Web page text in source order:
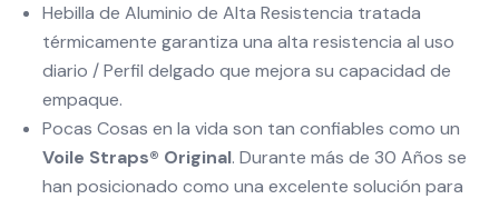
Hebilla de Aluminio de Alta Resistencia tratada
térmicamente garantiza una alta resistencia al uso
diario / Perfil delgado que mejora su capacidad de
empaque.
Pocas Cosas en la vida son tan confiables como un
Voile Straps® Original. Durante más de 30 Años se
han posicionado como una excelente solución para